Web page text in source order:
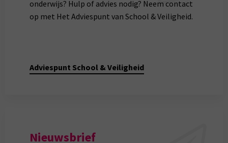
onderwijs? Hulp of advies nodig? Neem contact
op met Het Adviespunt van School & Veiligheid.
Adviespunt School & Veiligheid
Nieuwsbrief